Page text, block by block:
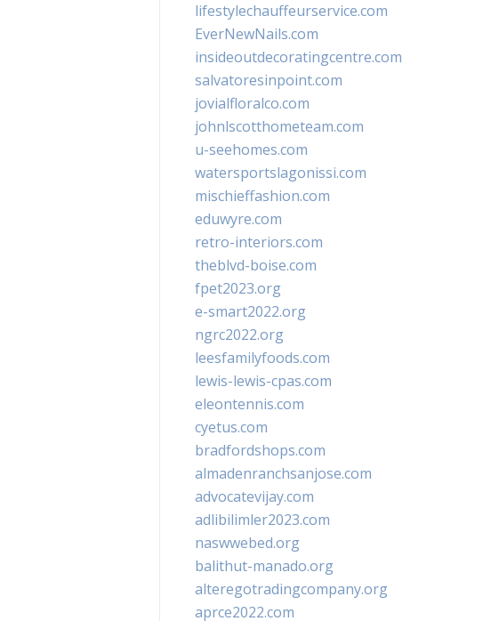
lifestylechauffeurservice.com
EverNewNails.com
insideoutdecoratingcentre.com
salvatoresinpoint.com
jovialfloralco.com
johnlscotthometeam.com
u-seehomes.com
watersportslagonissi.com
mischieffashion.com
eduwyre.com
retro-interiors.com
theblvd-boise.com
fpet2023.org
e-smart2022.org
ngrc2022.org
leesfamilyfoods.com
lewis-lewis-cpas.com
eleontennis.com
cyetus.com
bradfordshops.com
almadenranchsanjose.com
advocatevijay.com
adlibilimler2023.com
naswwebed.org
balithut-manado.org
alteregotradingcompany.org
aprce2022.com